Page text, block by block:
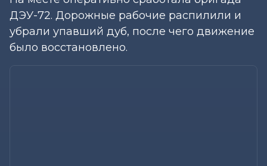
ДЭУ-72. Дорожные рабочие распилили и
убрали упавший дуб, после чего движение
было восстановлено.